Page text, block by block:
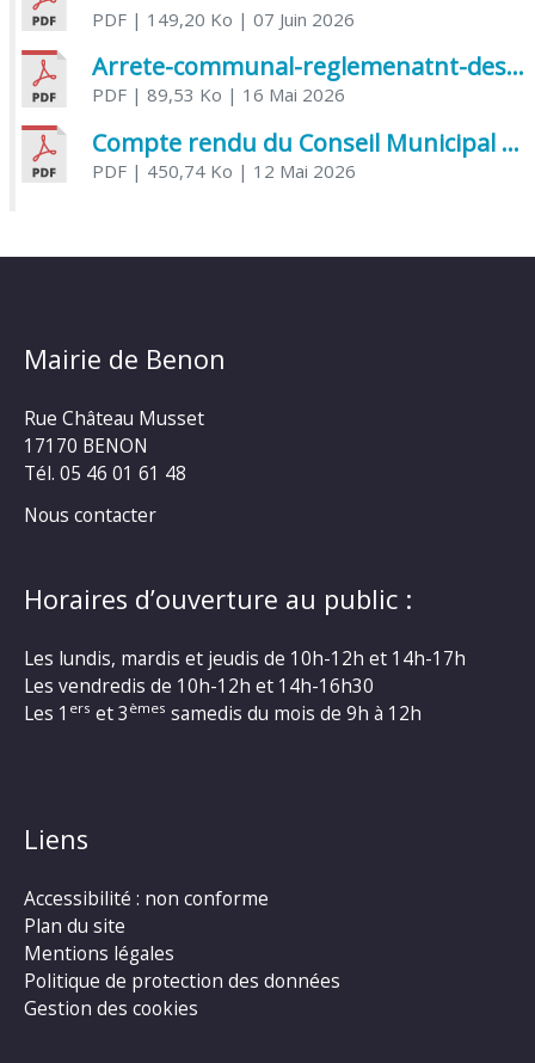
PDF| 149,20 Ko | 07 Juin 2026
Arrete-communal-reglemenatnt-des-bruits-de-voisinage-et-des-activites-bruyantes
PDF| 89,53 Ko | 16 Mai 2026
Compte rendu du Conseil Municipal du 06 mai 2026
PDF| 450,74 Ko | 12 Mai 2026
Mairie de Benon
Rue Château Musset
17170 BENON
Tél. 05 46 01 61 48
Nous contacter
Horaires d’ouverture au public :
Les lundis, mardis et jeudis de 10h-12h et 14h-17h
Les vendredis de 10h-12h et 14h-16h30
Les 1 ers et 3 èmes samedis du mois de 9h à 12h
Liens
Accessibilité : non conforme
Plan du site
Mentions légales
Politique de protection des données
Gestion des cookies